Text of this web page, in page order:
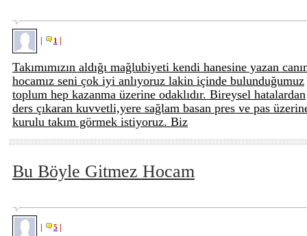
1
Takımımızın aldığı mağlubiyeti kendi hanesine yazan
hocamız seni çok iyi anlıyoruz lakin içinde bulunduğumuz
toplum hep kazanma üzerine odaklıdır. Bireysel hatalardan
ders çıkaran kuvvetli,yere sağlam basan pres ve pas
kurulu takım görmek istiyoruz. Biz
Bu Böyle Gitmez Hocam
5